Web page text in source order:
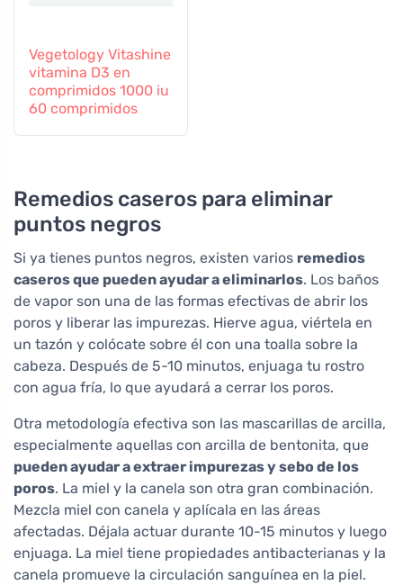
Vegetology Vitashine
vitamina D3 en
comprimidos 1000 iu
60 comprimidos
Remedios caseros para eliminar
puntos negros
Si ya tienes puntos negros, existen varios remedios
caseros que pueden ayudar a eliminarlos. Los baños
de vapor son una de las formas efectivas de abrir los
poros y liberar las impurezas. Hierve agua, viértela en
un tazón y colócate sobre él con una toalla sobre la
cabeza. Después de 5-10 minutos, enjuaga tu rostro
con agua fría, lo que ayudará a cerrar los poros.
Otra metodología efectiva son las mascarillas de arcilla,
especialmente aquellas con arcilla de bentonita, que
pueden ayudar a extraer impurezas y sebo de los
poros. La miel y la canela son otra gran combinación.
Mezcla miel con canela y aplícala en las áreas
afectadas. Déjala actuar durante 10-15 minutos y luego
enjuaga. La miel tiene propiedades antibacterianas y la
canela promueve la circulación sanguínea en la piel.